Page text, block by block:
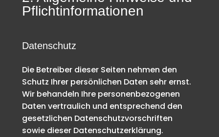
Pflicht­informationen
Datenschutz
Die Betreiber dieser Seiten nehmen den
Schutz Ihrer persönlichen Daten sehr ernst.
Wir behandeln Ihre personenbezogenen
Daten vertraulich und entsprechend den
gesetzlichen Datenschutzvorschriften
sowie dieser Datenschutzerklärung.